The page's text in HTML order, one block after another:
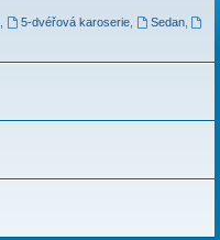
5-dvéřová karoserie, Sedan,